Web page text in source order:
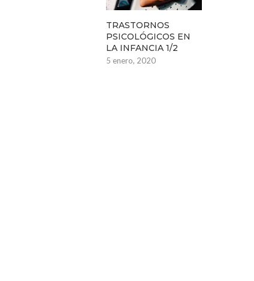
TRASTORNOS
PSICOLÓGICOS EN
LA INFANCIA 1/2
5 enero, 2020